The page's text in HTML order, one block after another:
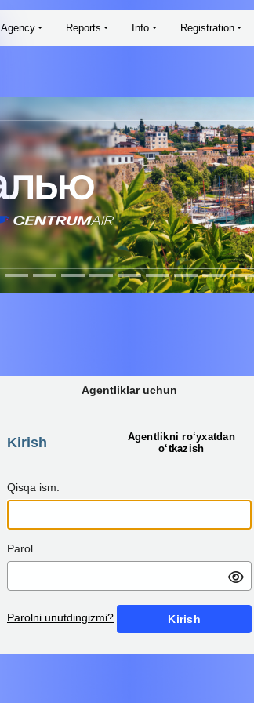
Agency Reports Info Registration
Agentliklar uchun
Kirish
Agentlikni ro‘yxatdan
o‘tkazish
Qisqa ism:
Parol
Parolni unutdingizmi? Kirish